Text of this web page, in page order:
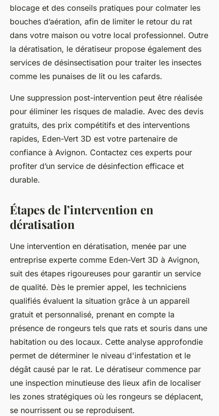
blocage et des conseils pratiques pour colmater les
bouches d’aération, afin de limiter le retour du rat
dans votre maison ou votre local professionnel. Outre
la dératisation, le dératiseur propose également des
services de désinsectisation pour traiter les insectes
comme les punaises de lit ou les cafards.
Une suppression post-intervention peut être réalisée
pour éliminer les risques de maladie. Avec des devis
gratuits, des prix compétitifs et des interventions
rapides, Eden-Vert 3D est votre partenaire de
confiance à Avignon. Contactez ces experts pour
profiter d’un service de désinfection efficace et
durable.
Étapes de l’intervention en
dératisation
Une intervention en dératisation, menée par une
entreprise experte comme Eden-Vert 3D à Avignon,
suit des étapes rigoureuses pour garantir un service
de qualité. Dès le premier appel, les techniciens
qualifiés évaluent la situation grâce à un appareil
gratuit et personnalisé, prenant en compte la
présence de rongeurs tels que rats et souris dans une
habitation ou des locaux. Cette analyse approfondie
permet de déterminer le niveau d'infestation et le
dégât causé par le rat. Le dératiseur commence par
une inspection minutieuse des lieux afin de localiser
les zones stratégiques où les rongeurs se déplacent,
se nourrissent ou se reproduisent.